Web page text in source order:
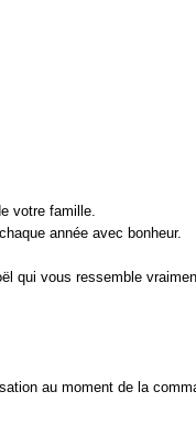
votre famille.
année avec bonheur.
qui vous ressemble
au moment de la